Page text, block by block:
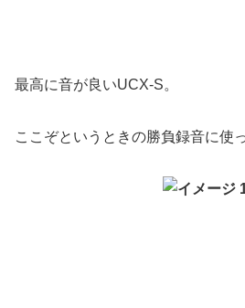
最高に音が良いUCX-S。
ここぞというときの勝負録音に使